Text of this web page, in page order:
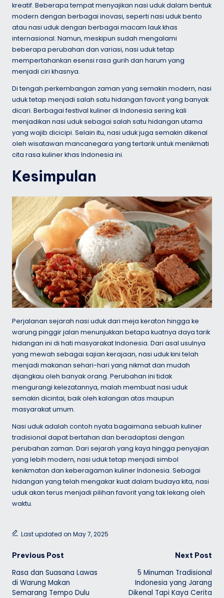
kreatif. Beberapa tempat menyajikan nasi uduk dalam bentuk
modern dengan berbagai inovasi, seperti nasi uduk bento
atau nasi uduk dengan berbagai macam lauk khas
internasional. Namun, meskipun sudah mengalami
beberapa perubahan dan variasi, nasi uduk tetap
mempertahankan esensi rasa gurih dan harum yang
menjadi ciri khasnya.
Di tengah perkembangan zaman yang semakin modern, nasi
uduk tetap menjadi salah satu hidangan favorit yang banyak
dicari. Berbagai festival kuliner di Indonesia sering kali
menjadikan nasi uduk sebagai salah satu hidangan utama
yang wajib dicicipi. Selain itu, nasi uduk juga semakin dikenal
oleh wisatawan mancanegara yang tertarik untuk menikmati
cita rasa kuliner khas Indonesia ini.
Kesimpulan
Perjalanan sejarah nasi uduk dari meja keraton hingga ke
warung pinggir jalan menunjukkan betapa kuatnya daya tarik
hidangan ini di hati masyarakat Indonesia. Dari asal usulnya
yang mewah sebagai sajian kerajaan, nasi uduk kini telah
menjadi makanan sehari-hari yang nikmat dan mudah
dijangkau oleh banyak orang. Perubahan ini tidak
mengurangi kelezatannya, malah membuat nasi uduk
semakin dicintai, baik oleh kalangan atas maupun
masyarakat umum.
Nasi uduk adalah contoh nyata bagaimana sebuah kuliner
tradisional dapat bertahan dan beradaptasi dengan
perubahan zaman. Dari sejarah yang kaya hingga penyajian
yang lebih modern, nasi uduk tetap menjadi simbol
kenikmatan dan keberagaman kuliner Indonesia. Sebagai
hidangan yang telah mengakar kuat dalam budaya kita, nasi
uduk akan terus menjadi pilihan favorit yang tak lekang oleh
waktu.
Last updated on May 7, 2025
Post
navigation
Previous Post
Rasa dan Suasana Lawas
di Warung Makan
Semarang Tempo Dulu
Next Post
5 Minuman Tradisional
Indonesia yang Jarang
Dikenal Tapi Kaya Cerita